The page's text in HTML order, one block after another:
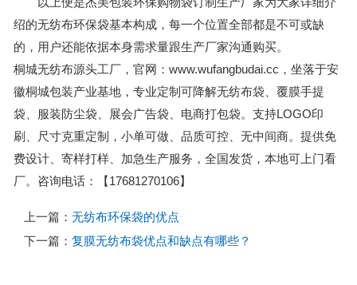
绍的无纺布环保袋基本构成，每一个位置全部都是不可或缺
的，用户还能依据本身需求量跟生产厂家沟通购买。
桐城无纺布源头工厂，官网：www.wufangbudai.cc，坐落于安
徽桐城包装产业基地，专业定制可降解无纺布袋、覆膜手提
袋、服装防尘袋、展会广告袋、电商打包袋。支持LOGO印
刷、尺寸克重定制，小单可做、品质可控、无中间商。提供免
费设计、寄样打样、加急生产服务，全国发货，本地可上门看
厂。咨询电话：【17681270106】
上一篇： 无纺布环保袋的优点
下一篇： 复膜无纺布袋优点和缺点有哪些？